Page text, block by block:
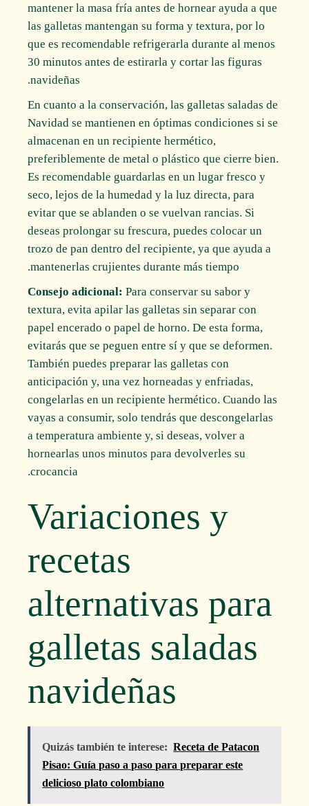
mantener la masa fría antes de hornear ayuda a que
las galletas mantengan su forma y textura, por lo
que es recomendable refrigerarla durante al menos
30 minutos antes de estirarla y cortar las figuras
navideñas.
En cuanto a la conservación, las galletas saladas de
Navidad se mantienen en óptimas condiciones si se
almacenan en un recipiente hermético,
preferiblemente de metal o plástico que cierre bien.
Es recomendable guardarlas en un lugar fresco y
seco, lejos de la humedad y la luz directa, para
evitar que se ablanden o se vuelvan rancias. Si
deseas prolongar su frescura, puedes colocar un
trozo de pan dentro del recipiente, ya que ayuda a
mantenerlas crujientes durante más tiempo.
Consejo adicional: Para conservar su sabor y
textura, evita apilar las galletas sin separar con
papel encerado o papel de horno. De esta forma,
evitarás que se peguen entre sí y que se deformen.
También puedes preparar las galletas con
anticipación y, una vez horneadas y enfriadas,
congelarlas en un recipiente hermético. Cuando las
vayas a consumir, solo tendrás que descongelarlas
a temperatura ambiente y, si deseas, volver a
hornearlas unos minutos para devolverles su
crocancia.
Variaciones y
recetas
alternativas para
galletas saladas
navideñas
Quizás también te interese: Receta de Patacon
Pisao: Guía paso a paso para preparar este
delicioso plato colombiano